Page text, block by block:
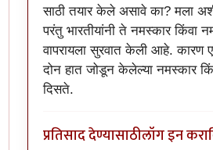
साठी तयार केले असावे का? मला
परंतु भारतीयांनी ते नमस्कार किंवा
वापरायला सुरवात केली आहे. कारण
दोन हात जोडून केलेल्या नमस्कार
दिसते.
प्रतिसाद देण्यासाठीलॉग इन करा